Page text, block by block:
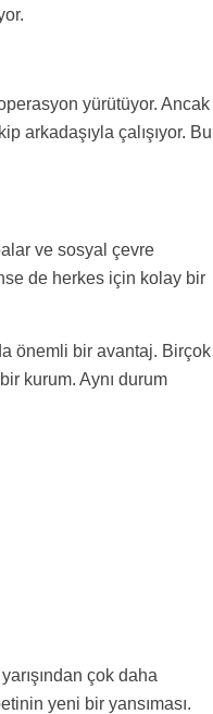
yürütüyor. Ancak
arkadaşıyla çalışıyor. Bu
ve sosyal çevre
de herkes için kolay bir
önemli bir avantaj. Birçok
kurum. Aynı durum
çok daha
yeni bir yansıması.